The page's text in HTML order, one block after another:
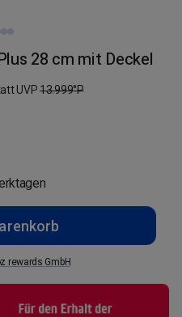
28 cm mit Deckel
UVP13.999°P
rewards GmbH